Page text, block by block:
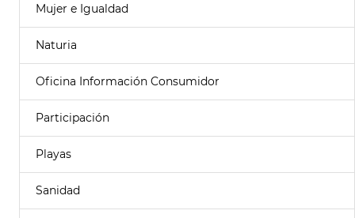
Mujer e Igualdad
Naturia
Oficina Información Consumidor
Participación
Playas
Sanidad